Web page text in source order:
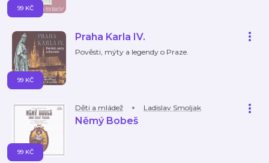
99 KČ
Praha Karla IV.
Pověsti, mýty a legendy o Praze.
99 KČ
Děti a mládež Ladislav Smoljak
Němý Bobeš
99 KČ